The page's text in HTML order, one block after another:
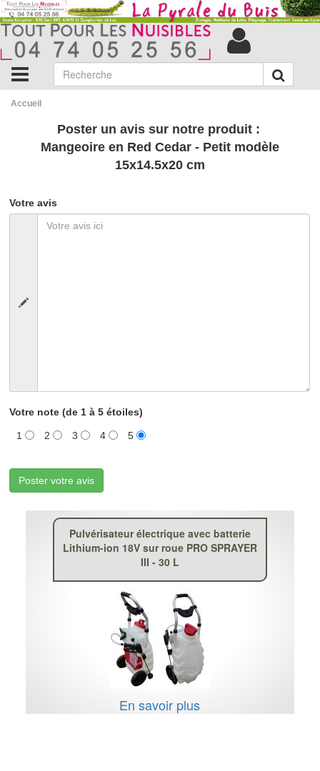
Accueil
Poster un avis sur notre produit :
Mangeoire en Red Cedar - Petit modèle
15x14.5x20 cm
Votre avis
Votre note (de 1 à 5 étoiles)
1 2 3 4 5
Poster votre avis
Pulvérisateur électrique avec batterie
Lithium-ion 18V sur roue PRO SPRAYER
III - 30 L
En savoir plus